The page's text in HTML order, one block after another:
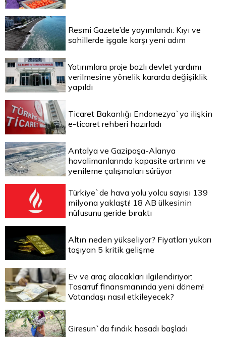
Resmi Gazete’de yayımlandı: Kıyı ve
sahillerde işgale karşı yeni adım
Yatırımlara proje bazlı devlet yardımı
verilmesine yönelik kararda değişiklik
yapıldı
Ticaret Bakanlığı Endonezya`ya ilişkin
e-ticaret rehberi hazırladı
Antalya ve Gazipaşa-Alanya
havalimanlarında kapasite artırımı ve
yenileme çalışmaları sürüyor
Türkiye`de hava yolu yolcu sayısı 139
milyona yaklaştı! 18 AB ülkesinin
nüfusunu geride bıraktı
Altın neden yükseliyor? Fiyatları yukarı
taşıyan 5 kritik gelişme
Ev ve araç alacakları ilgilendiriyor:
Tasarruf finansmanında yeni dönem!
Vatandaşı nasıl etkileyecek?
Giresun`da fındık hasadı başladı